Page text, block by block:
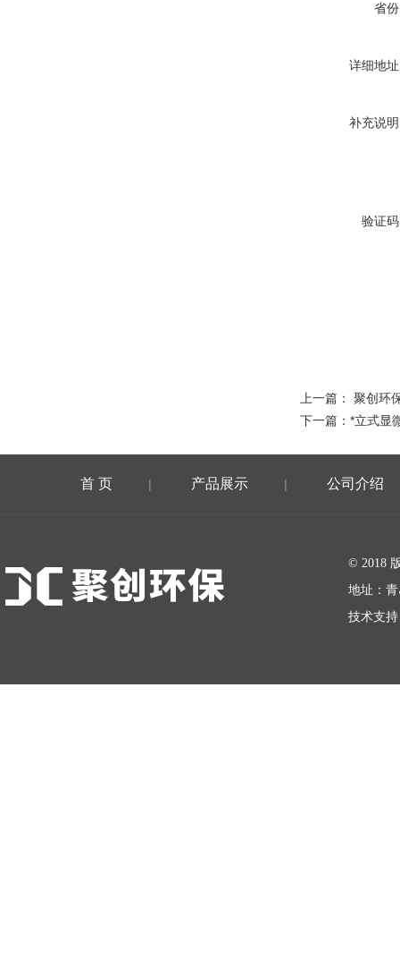
省
详细地
补充说
验证
上一篇： 聚创环
下一篇： *立式显
首 页 | 产品展示 | 公司介绍
© 2018
地址：
技术支